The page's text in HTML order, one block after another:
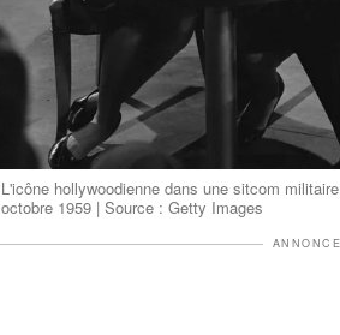
L'icône hollywoodienne dans une sitcom
octobre 1959 | Source : Getty Images